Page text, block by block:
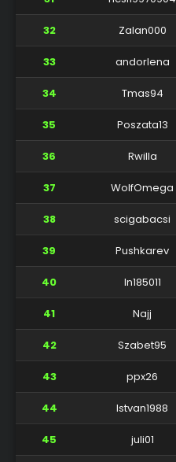
32 Zalan000
33 andorlena
34 Tmas94
35 Poszata13
36 Rwilla
37 WolfOmega
38 scigabacsi
39 Pushkarev
40 ln185011
41 Najj
42 Szabet95
43 ppx26
44 Istvan1988
45 juli01